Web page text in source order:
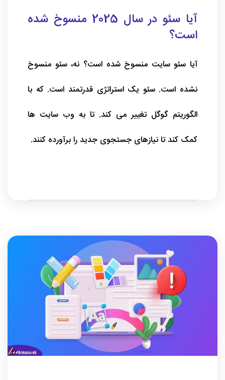
آیا سئو در سال 2025 منسوخ شده
است؟
آیا سئو سایت منسوخ شده است؟ نه، سئو منسوخ
نشده است. سئو یک استراتژی قدرتمند است. که با
الگوریتم گوگل تغییر می کند. تا به وب سایت ها
کمک کند تا نیازهای جستجوی جدید را برآورده کنند.